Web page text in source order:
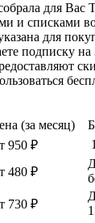
для Вас
и списками
для
подписку на
(за месяц)
950 ₽
480 ₽
730 ₽